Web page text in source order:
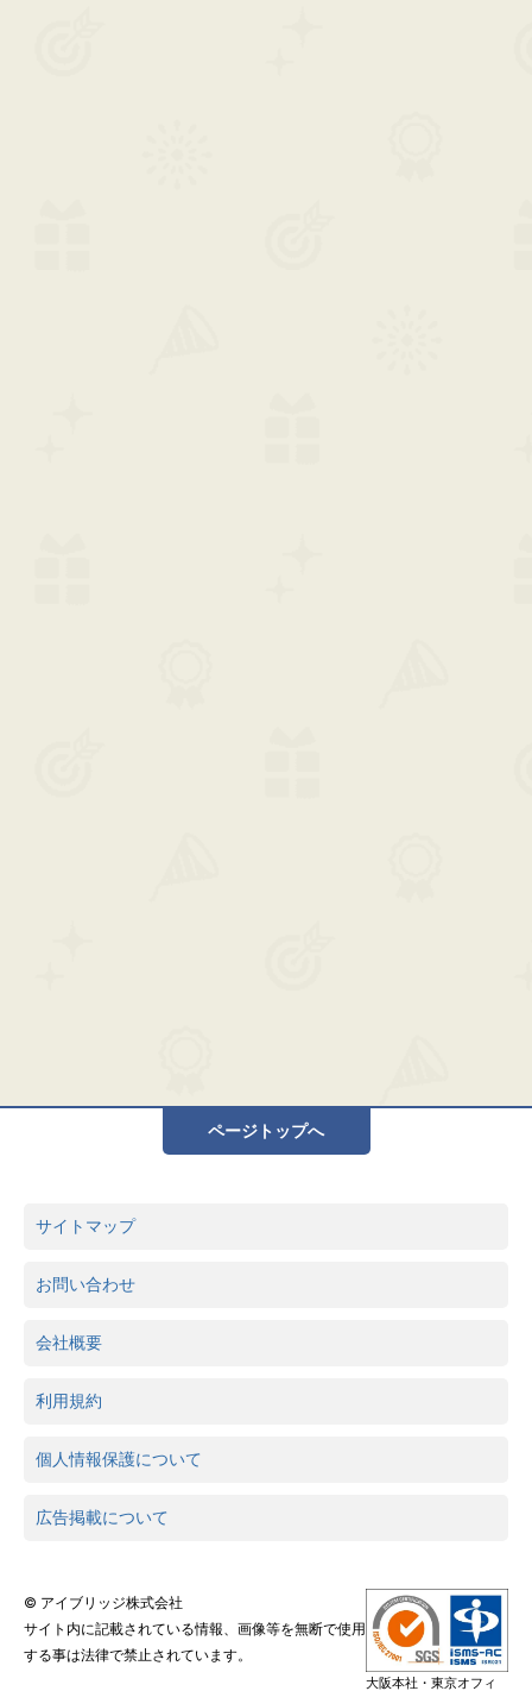
ページトップへ
サイトマップ
お問い合わせ
会社概要
利用規約
個人情報保護について
広告掲載について
© アイブリッジ株式会社
サイト内に記載されている情報、画像等を無断で使用
する事は法律で禁止されています。
大阪本社・東京オフィ